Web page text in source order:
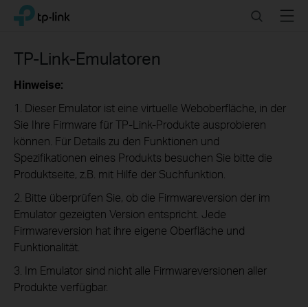
Click
the
navigation
TP-Link, Reliably Smart SearchMenu
TP-Link-Emulatoren
Hinweise:
1. Dieser Emulator ist eine virtuelle Weboberfläche, in der
Sie Ihre Firmware für TP-Link-Produkte ausprobieren
können. Für Details zu den Funktionen und
Spezifikationen eines Produkts besuchen Sie bitte die
Produktseite, z.B. mit Hilfe der Suchfunktion.
2. Bitte überprüfen Sie, ob die Firmwareversion der im
Emulator gezeigten Version entspricht. Jede
Firmwareversion hat ihre eigene Oberfläche und
Funktionalität.
3. Im Emulator sind nicht alle Firmwareversionen aller
Produkte verfügbar.